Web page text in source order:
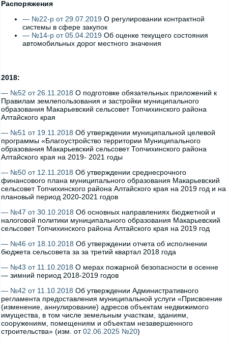
Распоряжения
— №22-р от 29.07.2019 О регулировании контрактной
системы в сфере закупок
— №14-р от 05.04.2019 Об оценке текущего состояния
автомобильных дорог местного значения
2018:
— №52 от 26.11.2018 О подготовке обязательных приложений к
Правилам землепользования и застройки муниципального
образования Макарьевский сельсовет Топчихинского района
Алтайского края
— №51 от 19.11.2018 Об утверждении муниципальной целевой
программы «Благоустройство территории Муниципального
образования Макарьевский сельсовет Топчихинского района
Алтайского края на 2019- 2021 годы
— №50 от 12.11.2018 Об утверждении среднесрочного
финансового плана муниципального образования Макарьевский
сельсовет Топчихинского района Алтайского края на 2019 год и на
плановый период 2020-2021 годов
— №47 от 30.10.2018 Об основных направлениях бюджетной и
налоговой политики муниципального образования Макарьевский
сельсовет Топчихинского района Алтайского края на 2019 год
— №46 от 18.10.2018 Об утверждении отчета об исполнении
бюджета сельсовета за за третий квартал 2018 года
— №43 от 11.10.2018 О мерах пожарной безопасности в осенне
— зимний период 2018-2019 годов
— №42 от 11.10.2018 Об утверждении Административного
регламента предоставления муниципальной услуги «Присвоение
(изменение, аннулирование) адресов объектам недвижимого
имущества, в том числе земельным участкам, зданиям,
сооружениям, помещениям и объектам незавершенного
строительства» (изм. от02.06.2025 №20)